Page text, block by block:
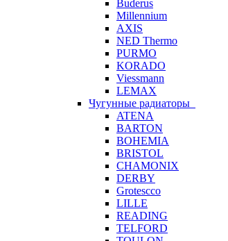
Buderus
Millennium
AXIS
NED Thermo
PURMO
KORADO
Viessmann
LEMAX
Чугунные радиаторы
ATENA
BARTON
BOHEMIA
BRISTOL
CHAMONIX
DERBY
Grotescco
LILLE
READING
TELFORD